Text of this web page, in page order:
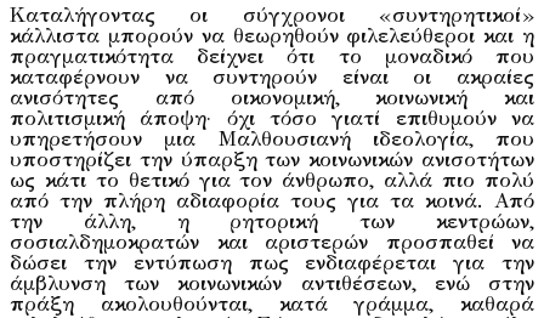
Καταλήγοντας οι σύγχρονοι «συντηρητικοί»
κάλλιστα μπορούν να θεωρηθούν φιλελεύθεροι και η
πραγματικότητα δείχνει ότι το μοναδικό που
καταφέρνουν να συντηρούν είναι οι ακραίες
ανισότητες από οικονομική, κοινωνική και
πολιτισμική άποψη· όχι τόσο γιατί επιθυμούν να
υπηρετήσουν μια Μαλθουσιανή ιδεολογία, που
υποστηρίζει την ύπαρξη των κοινωνικών ανισοτήτων
ως κάτι το θετικό για τον άνθρωπο, αλλά πιο πολύ
από την πλήρη αδιαφορία τους για τα κοινά. Από
την άλλη, η ρητορική των κεντρώων,
σοσιαλδημοκρατών και αριστερών προσπαθεί να
δώσει την εντύπωση πως ενδιαφέρεται για την
άμβλυνση των κοινωνικών αντιθέσεων, ενώ στην
πράξη ακολουθούνται, κατά γράμμα, καθαρά